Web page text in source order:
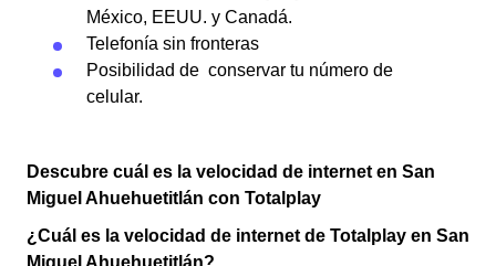
México, EEUU. y Canadá.
Telefonía sin fronteras
Posibilidad de conservar tu número de
celular.
Descubre cuál es la velocidad de internet en San
Miguel Ahuehuetitlán con Totalplay
¿Cuál es la velocidad de internet de Totalplay en San